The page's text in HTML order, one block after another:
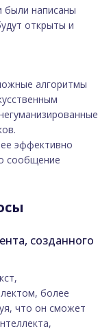
были написаны
открыты и
алгоритмы
эффективно
сообщение
созданного
более
что он сможет